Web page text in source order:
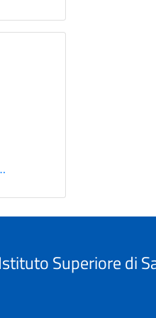
Istituto Superiore di